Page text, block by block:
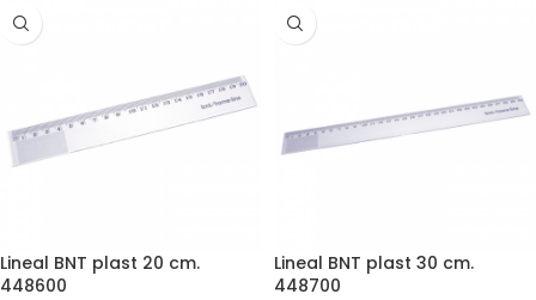
Lineal BNT plast 20 cm.
448600
Lineal BNT plast 30 cm.
448700